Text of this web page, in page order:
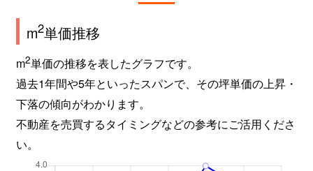
m2単価推移
m2単価の推移を表したグラフです。
過去1年間や5年といったスパンで、その坪単価の上昇・
下落の傾向がわかります。
不動産を売買するタイミングなどの参考にご活用くださ
い。